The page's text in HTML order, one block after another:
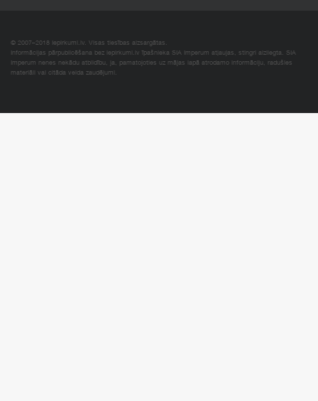
© 2007–2018 Iepirkumi.lv. Visas tiesības aizsargātas.
Informācijas pārpublicēšana bez iepirkumi.lv īpašnieka SIA Imperum atļaujas, stingri aizliegta. SIA
Imperum nenes nekādu atbildību, ja, pamatojoties uz mājas lapā atrodamo informāciju, radušies
materiāli vai citāda veida zaudējumi.